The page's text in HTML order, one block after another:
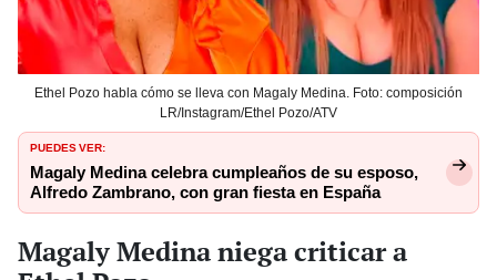
Ethel Pozo habla cómo se lleva con Magaly Medina. Foto: composición
LR/Instagram/Ethel Pozo/ATV
PUEDES VER:
Magaly Medina celebra cumpleaños de su esposo,
Alfredo Zambrano, con gran fiesta en España
Magaly Medina niega criticar a